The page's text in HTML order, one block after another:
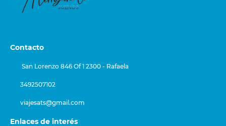
Contacto
San Lorenzo 846 Of 1 2300 - Rafaela
3492507102
viajesats@gmail.com
Enlaces de interés